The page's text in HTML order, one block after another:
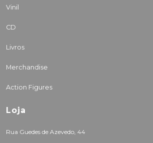
Vinil
CD
Livros
Merchandise
Action Figures
Loja
Rua Guedes de Azevedo, 44